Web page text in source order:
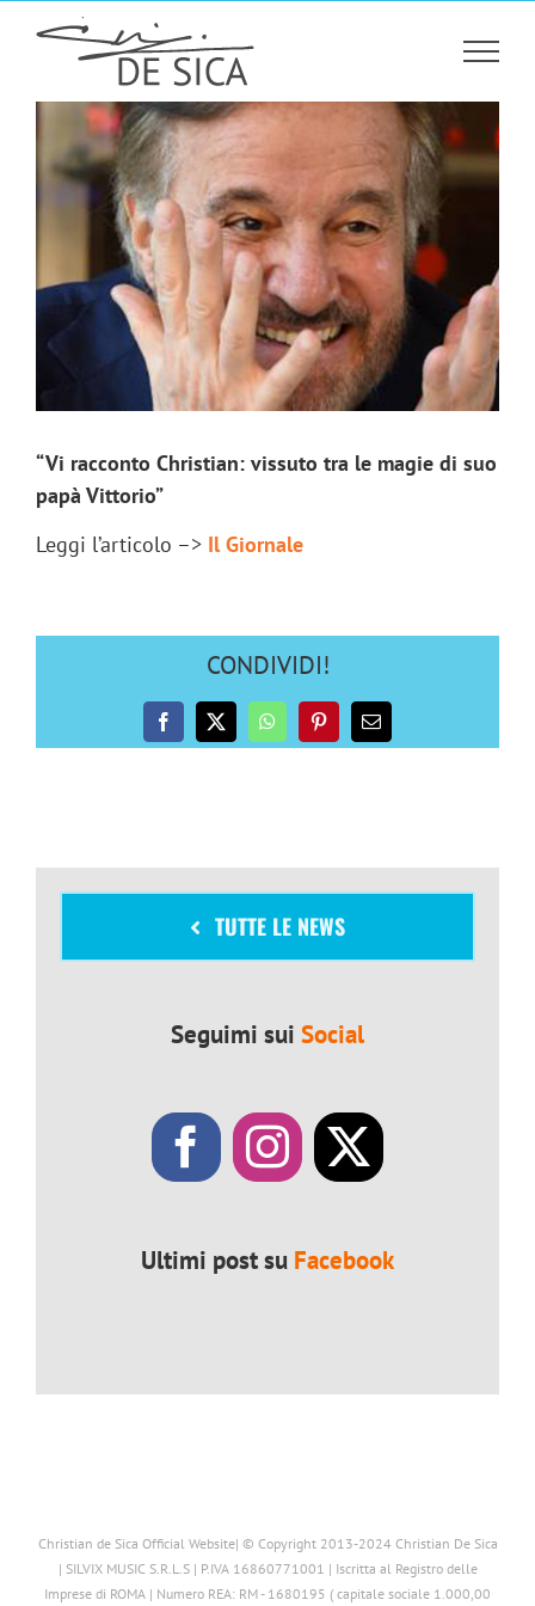
“Vi racconto Christian: vissuto tra le magie di suo
papà Vittorio”
Leggi l’articolo –> Il Giornale
CONDIVIDI!
Facebook
X WhatsAppPinterestEmail
TUTTE LE NEWS
Seguimi sui Social
Ultimi post su Facebook
Christian de Sica Official Website| © Copyright 2013-2024 Christian De Sica
| SILVIX MUSIC S.R.L.S | P.IVA 16860771001 | Iscritta al Registro delle
Imprese di ROMA | Numero REA: RM - 1680195 ( capitale sociale 1.000,00